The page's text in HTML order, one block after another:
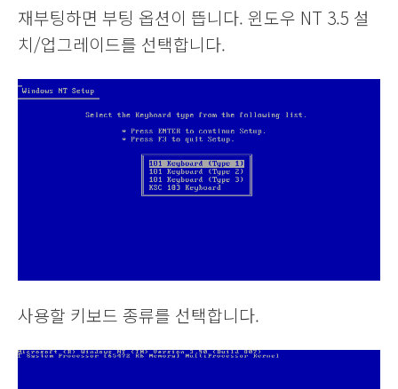
재부팅하면 부팅 옵션이 뜹니다. 윈도우 NT 3.5 설
치/업그레이드를 선택합니다.
사용할 키보드 종류를 선택합니다.